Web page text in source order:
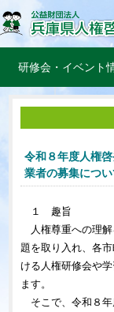
研修会・イベント
令和８年度人権
業者の募集につい
１ 趣旨
人権尊重への理
題を取り入れ、各
ける人権研修会や
ます。
そこで、令和８